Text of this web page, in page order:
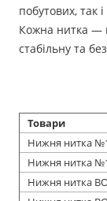
побутових, так
Кожна нитка —
стабільну та
Товари
Нижня нитка
Нижня нитка
Нижня нитка